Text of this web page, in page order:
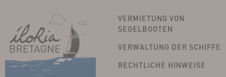
VERMIETUNG VON
SEGELBOOTEN
VERWALTUNG DER SCHIFFE
RECHTLICHE HINWEISE